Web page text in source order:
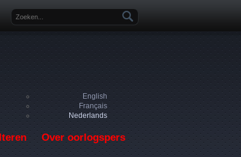
Zoekveld
English
Français
Nederlands
Over oorlogspers